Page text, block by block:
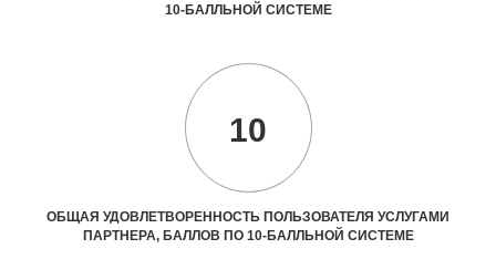
10-БАЛЛЬНОЙ СИСТЕМЕ
10
ОБЩАЯ УДОВЛЕТВОРЕННОСТЬ ПОЛЬЗОВАТЕЛЯ УСЛУГАМИ
ПАРТНЕРА, БАЛЛОВ ПО 10-БАЛЛЬНОЙ СИСТЕМЕ